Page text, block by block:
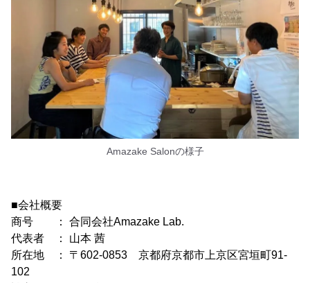
Amazake Salonの様子
■会社概要
商号 ： 合同会社Amazake Lab.
代表者 ： 山本 茜
所在地 ： 〒602-0853 京都府京都市上京区宮垣町91-
102